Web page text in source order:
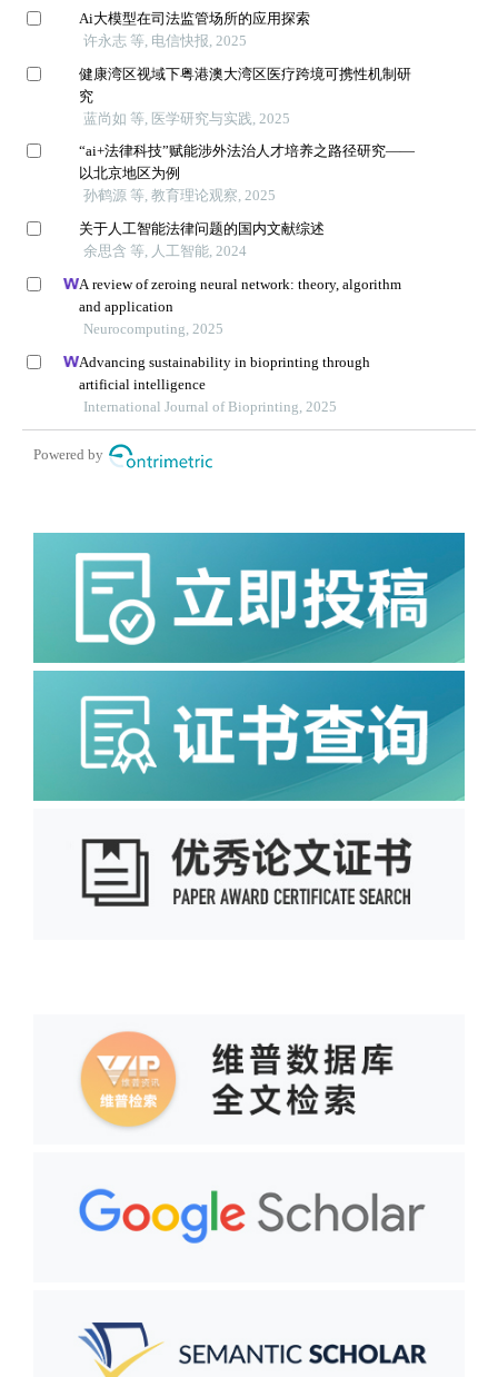
Ai大模型在司法监管场所的应用探索
许永志 等, 电信快报, 2025
健康湾区视域下粤港澳大湾区医疗跨境可携性机制研
究
蓝尚如 等, 医学研究与实践, 2025
“ai+法律科技”赋能涉外法治人才培养之路径研究——
以北京地区为例
孙鹤源 等, 教育理论观察, 2025
关于人工智能法律问题的国内文献综述
余思含 等, 人工智能, 2024
A review of zeroing neural network: theory, algorithm
and application
Neurocomputing, 2025
Advancing sustainability in bioprinting through
artificial intelligence
International Journal of Bioprinting, 2025
Powered by